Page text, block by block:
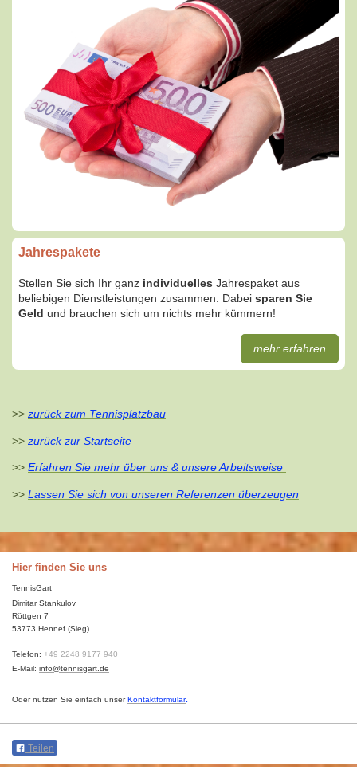
Jahrespakete
Stellen Sie sich Ihr ganz individuelles Jahrespaket aus
beliebigen Dienstleistungen zusammen. Dabei sparen Sie
Geld und brauchen sich um nichts mehr kümmern!
mehr erfahren
>> zurück zum Tennisplatzbau
>> zurück zur Startseite
>> Erfahren Sie mehr über uns & unsere Arbeitsweise
>> Lassen Sie sich von unseren Referenzen überzeugen
Hier finden Sie uns
TennisGart
Dimitar Stankulov
Röttgen 7
53773 Hennef (Sieg)
Telefon: +49 2248 9177 940
E-Mail: info@tennisgart.de
Oder nutzen Sie einfach unser Kontaktformular.
Teilen